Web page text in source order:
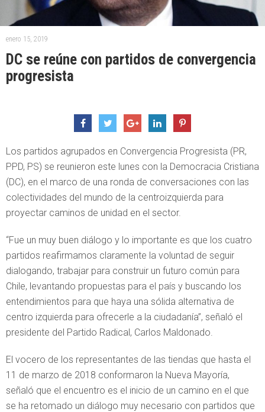
enero 15, 2019
DC se reúne con partidos de convergencia
progresista
Los partidos agrupados en Convergencia Progresista (PR,
PPD, PS) se reunieron este lunes con la Democracia Cristiana
(DC), en el marco de una ronda de conversaciones con las
colectividades del mundo de la centroizquierda para
proyectar caminos de unidad en el sector.
“Fue un muy buen diálogo y lo importante es que los cuatro
partidos reafirmamos claramente la voluntad de seguir
dialogando, trabajar para construir un futuro común para
Chile, levantando propuestas para el país y buscando los
entendimientos para que haya una sólida alternativa de
centro izquierda para ofrecerle a la ciudadanía”, señaló el
presidente del Partido Radical, Carlos Maldonado.
El vocero de los representantes de las tiendas que hasta el
11 de marzo de 2018 conformaron la Nueva Mayoría,
señaló que el encuentro es el inicio de un camino en el que
se ha retomado un diálogo muy necesario con partidos que